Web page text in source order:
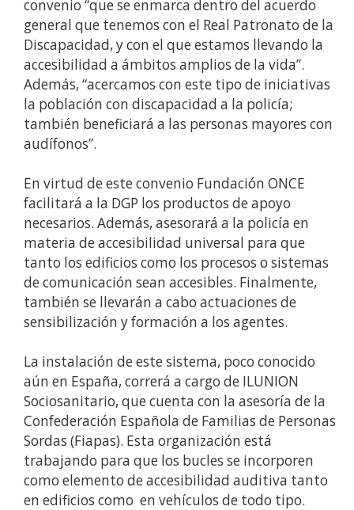
convenio “que se enmarca dentro del acuerdo
general que tenemos con el Real Patronato de la
Discapacidad, y con el que estamos llevando la
accesibilidad a ámbitos amplios de la vida”.
Además, “acercamos con este tipo de iniciativas
la población con discapacidad a la policía;
también beneficiará a las personas mayores con
audífonos”.
En virtud de este convenio Fundación ONCE
facilitará a la DGP los productos de apoyo
necesarios. Además, asesorará a la policía en
materia de accesibilidad universal para que
tanto los edificios como los procesos o sistemas
de comunicación sean accesibles. Finalmente,
también se llevarán a cabo actuaciones de
sensibilización y formación a los agentes.
La instalación de este sistema, poco conocido
aún en España, correrá a cargo de ILUNION
Sociosanitario, que cuenta con la asesoría de la
Confederación Española de Familias de Personas
Sordas (Fiapas). Esta organización está
trabajando para que los bucles se incorporen
como elemento de accesibilidad auditiva tanto
en edificios como en vehículos de todo tipo.